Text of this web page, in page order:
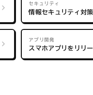
セキュリティ
情報セキュリティ対策
アプリ開発
スマホアプリをリリ